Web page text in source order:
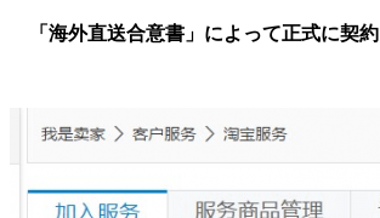
「海外直送合意書」によって正式に契約